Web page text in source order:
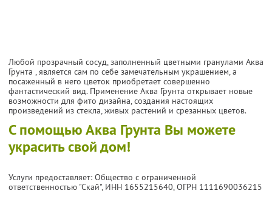
Любой прозрачный сосуд, заполненный цветными гранулами Аква
Грунта , является сам по себе замечательным украшением, а
посаженный в него цветок приобретает совершенно
фантастический вид. Применение Аква Грунта открывает новые
возможности для фито дизайна, создания настоящих
произведений из стекла, живых растений и срезанных цветов.
С помощью Аква Грунта Вы можете
украсить свой дом!
Услуги предоставляет: Общество с ограниченной
ответственностью "Скай", ИНН 1655215640, ОГРН 1111690036215